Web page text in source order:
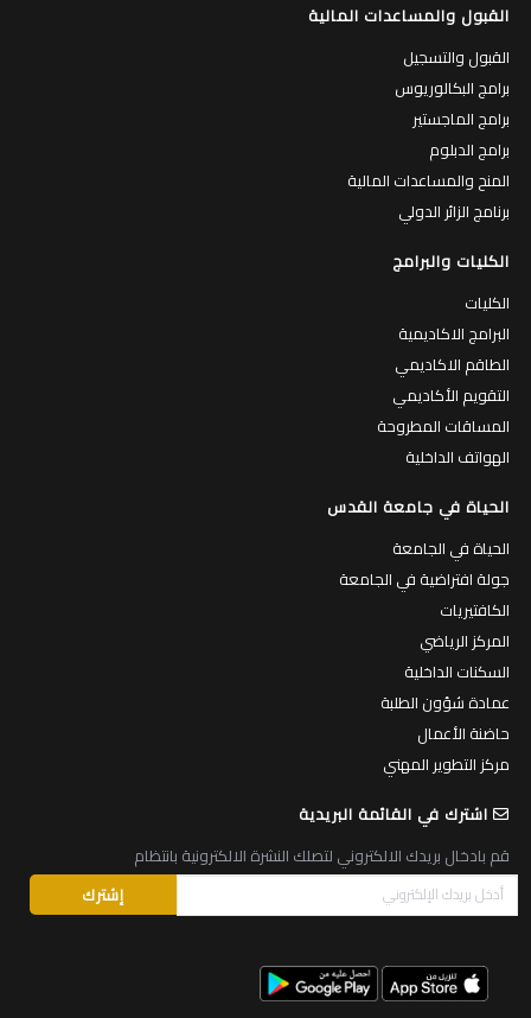
القبول والمساعدات المالية
القبول والتسجيل
برامج البكالوريوس
برامج الماجستير
برامج الدبلوم
المنح والمساعدات المالية
برنامج الزائر الدولي
الكليات والبرامج
الكليات
البرامج الاكاديمية
الطاقم الاكاديمي
التقويم الأكاديمي
المساقات المطروحة
الهواتف الداخلية
الحياة في جامعة القدس
الحياة في الجامعة
جولة افتراضية في الجامعة
الكافتيريات
المركز الرياضي
السكنات الداخلية
عمادة شؤون الطلبة
حاضنة الأعمال
مركز التطوير المهني
اشترك في القائمة البريدية
قم بادخال بريدك الالكتروني لتصلك النشرة الالكترونية بانتظام